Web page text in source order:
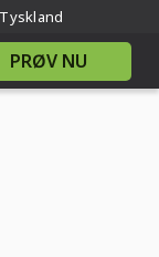
PRØV NU